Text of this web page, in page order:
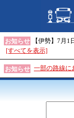
お知らせ
【伊勢】7月
[すべてを表示]
お知らせ 一部の路線に